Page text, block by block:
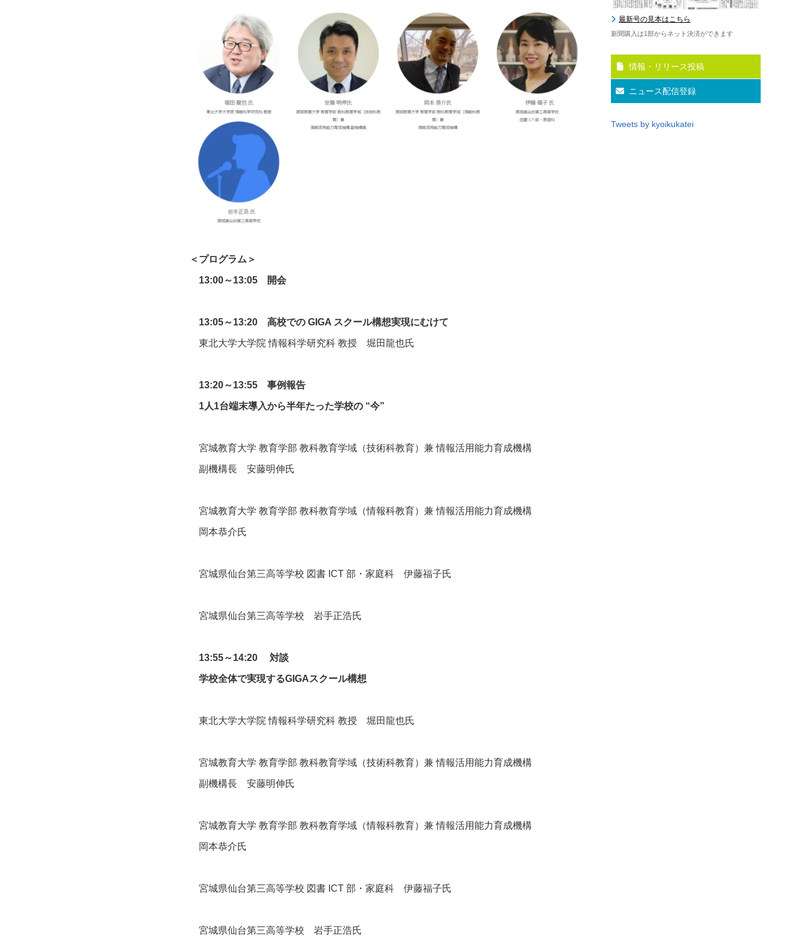
＜プログラム＞
13:00～13:05 開会
13:05～13:20 高校での GIGA スクール構想実現にむけて
東北大学大学院 情報科学研究科 教授 堀田龍也氏
13:20～13:55 事例報告
1人1台端末導入から半年たった学校の “今”
宮城教育大学 教育学部 教科教育学域（技術科教育）兼 情報活用能力育成機構
副機構長 安藤明伸氏
宮城教育大学 教育学部 教科教育学域（情報科教育）兼 情報活用能力育成機構
岡本恭介氏
宮城県仙台第三高等学校 図書 ICT 部・家庭科 伊藤福子氏
宮城県仙台第三高等学校 岩手正浩氏
13:55～14:20 対談
学校全体で実現するGIGAスクール構想
東北大学大学院 情報科学研究科 教授 堀田龍也氏
宮城教育大学 教育学部 教科教育学域（技術科教育）兼 情報活用能力育成機構
副機構長 安藤明伸氏
宮城教育大学 教育学部 教科教育学域（情報科教育）兼 情報活用能力育成機構
岡本恭介氏
宮城県仙台第三高等学校 図書 ICT 部・家庭科 伊藤福子氏
宮城県仙台第三高等学校 岩手正浩氏
最新号の見本はこちら
新聞購入は1部からネット決済ができます
情報・リリース投稿
ニュース配信登録
Tweets by kyoikukatei